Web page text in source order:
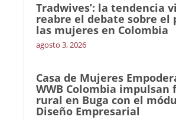
Tradwives’: la tendencia
reabre el debate sobre el
las mujeres en Colombia
agosto 3, 2026
Casa de Mujeres
WWB Colombia impulsan
rural en Buga con el
Diseño Empresarial